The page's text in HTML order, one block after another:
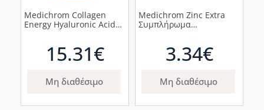
Medichrom Collagen
Energy Hyaluronic Acid
15.31€
Μη διαθέσιμο
Medichrom Zinc Extra
Συμπλήρωμα
3.34€
Μη διαθέσιμο